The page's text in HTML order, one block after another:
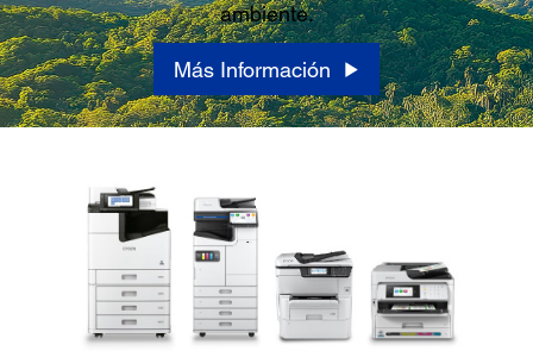
ambiente.
Más Información